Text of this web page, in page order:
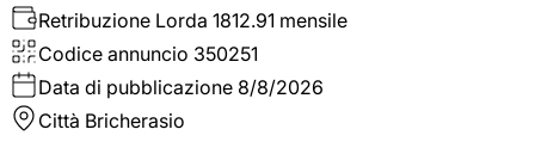
Retribuzione Lorda 1812.91 mensile
Codice annuncio 350251
Data di pubblicazione 8/8/2026
Città Bricherasio